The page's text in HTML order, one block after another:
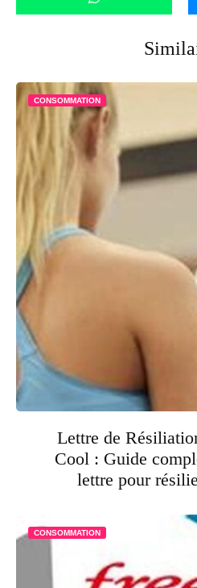
CONSOMMATION
Lettre de
Cool : Guide
lettre pour
CONSOMMATION